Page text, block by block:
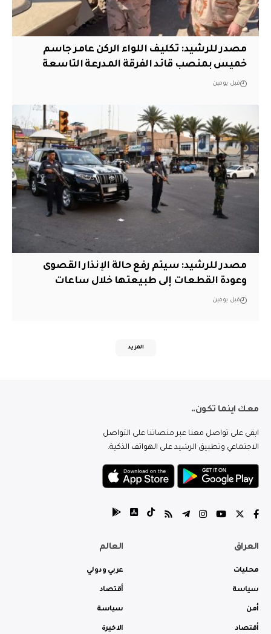
مصدر للرشيد: تكليف اللواء الركن عامر جاسم
خميس بمنصب قائد الفرقة المدرعة التاسعة
قبل يومين
مصدر للرشيد: سيتم رفع حالة الإنذار القصوى
وعودة القطعات إلى طبيعتها خلال ساعات
قبل يومين
المزيد
معك اينما تكون..
ابقى على تواصل معنا عبر منصاتنا على التواصل
الاجتماعي وتطبيق الرشيد على الهواتف الذكية.
العراق
محليات
سياسة
أمن
أقتصاد
العالم
عربي ودولي
أقتصاد
سياسة
الاخيرة